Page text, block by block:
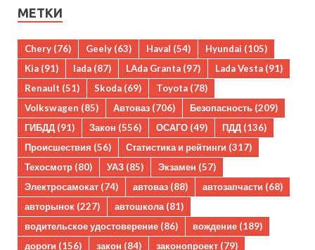
МЕТКИ
Chery (76) Geely (63) Haval (54) Hyundai (105)
Kia (91) lada (87) LAda Granta (97) Lada Vesta (91)
Renault (51) Skoda (69) Toyota (78)
Volkswagen (85) Автоваз (706) Безопасность (209)
ГИБДД (91) Закон (556) ОСАГО (49) ПДД (136)
Происшествия (56) Статистика и рейтинги (317)
Техосмотр (80) УАЗ (85) Экзамен (57)
Электросамокат (74) автоваз (88) автозапчасти (68)
авторынок (227) автошкола (81)
водительское удостоверение (86) вождение (189)
дороги (156) закон (84) законопроект (79)